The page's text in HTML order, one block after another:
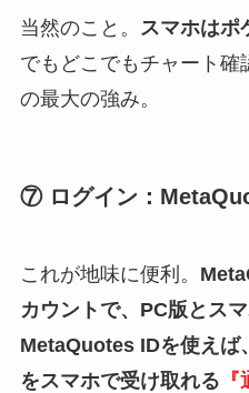
当然のこと。 スマホはポ
でもどこでもチャート確
の最大の強み。
⑦ ログイン：
これが地味に便利。
カウントで、PC版とス
MetaQuotes IDを使えば
をスマホで受け取れる